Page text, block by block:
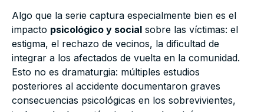
Algo que la serie captura especialmente bien es el
impacto psicológico y social sobre las víctimas: el
estigma, el rechazo de vecinos, la dificultad de
integrar a los afectados de vuelta en la comunidad.
Esto no es dramaturgia: múltiples estudios
posteriores al accidente documentaron graves
consecuencias psicológicas en los sobrevivientes,